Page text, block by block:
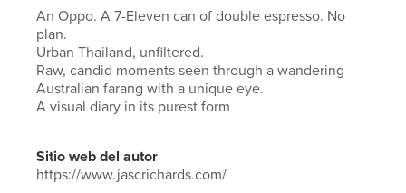
An Oppo. A 7-Eleven can of double espresso. No
plan.
Urban Thailand, unfiltered.
Raw, candid moments seen through a wandering
Australian farang with a unique eye.
A visual diary in its purest form
Sitio web del autor
https://www.jascrichards.com/